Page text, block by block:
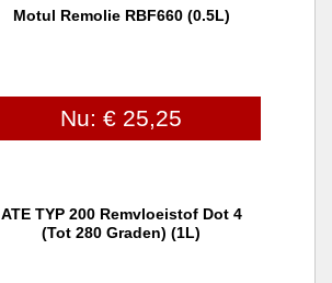
Motul Remolie RBF660 (0.5L)
Nu: € 25,25
ATE TYP 200 Remvloeistof Dot 4
(tot 280 Graden) (1L)